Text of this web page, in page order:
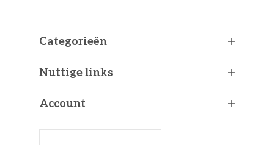
Categorieën
Nuttige links
Account